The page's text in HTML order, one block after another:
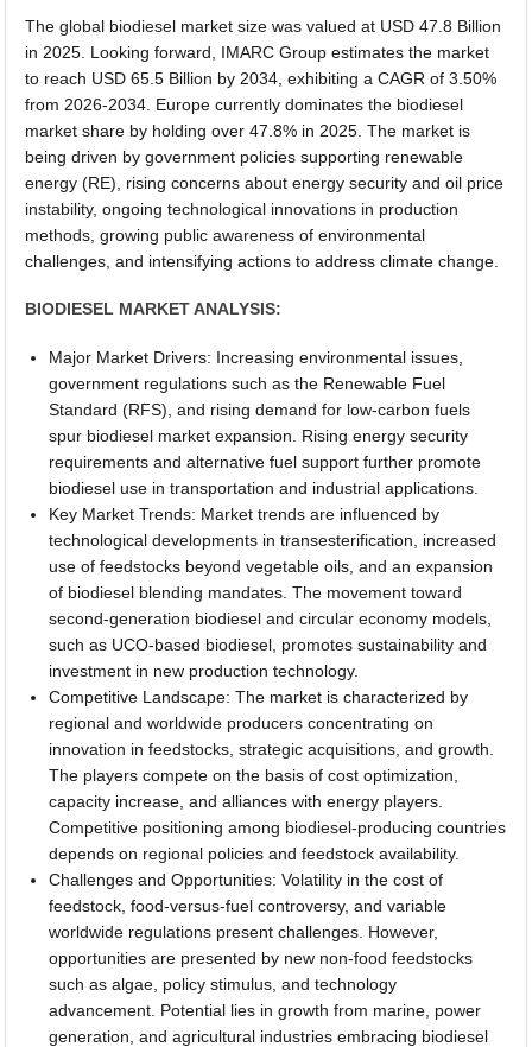
The global biodiesel market size was valued at USD 47.8 Billion
in 2025. Looking forward, IMARC Group estimates the market
to reach USD 65.5 Billion by 2034, exhibiting a CAGR of 3.50%
from 2026-2034. Europe currently dominates the biodiesel
market share by holding over 47.8% in 2025. The market is
being driven by government policies supporting renewable
energy (RE), rising concerns about energy security and oil price
instability, ongoing technological innovations in production
methods, growing public awareness of environmental
challenges, and intensifying actions to address climate change.
BIODIESEL MARKET ANALYSIS:
Major Market Drivers: Increasing environmental issues,
government regulations such as the Renewable Fuel
Standard (RFS), and rising demand for low-carbon fuels
spur biodiesel market expansion. Rising energy security
requirements and alternative fuel support further promote
biodiesel use in transportation and industrial applications.
Key Market Trends: Market trends are influenced by
technological developments in transesterification, increased
use of feedstocks beyond vegetable oils, and an expansion
of biodiesel blending mandates. The movement toward
second-generation biodiesel and circular economy models,
such as UCO-based biodiesel, promotes sustainability and
investment in new production technology.
Competitive Landscape: The market is characterized by
regional and worldwide producers concentrating on
innovation in feedstocks, strategic acquisitions, and growth.
The players compete on the basis of cost optimization,
capacity increase, and alliances with energy players.
Competitive positioning among biodiesel-producing countries
depends on regional policies and feedstock availability.
Challenges and Opportunities: Volatility in the cost of
feedstock, food-versus-fuel controversy, and variable
worldwide regulations present challenges. However,
opportunities are presented by new non-food feedstocks
such as algae, policy stimulus, and technology
advancement. Potential lies in growth from marine, power
generation, and agricultural industries embracing biodiesel